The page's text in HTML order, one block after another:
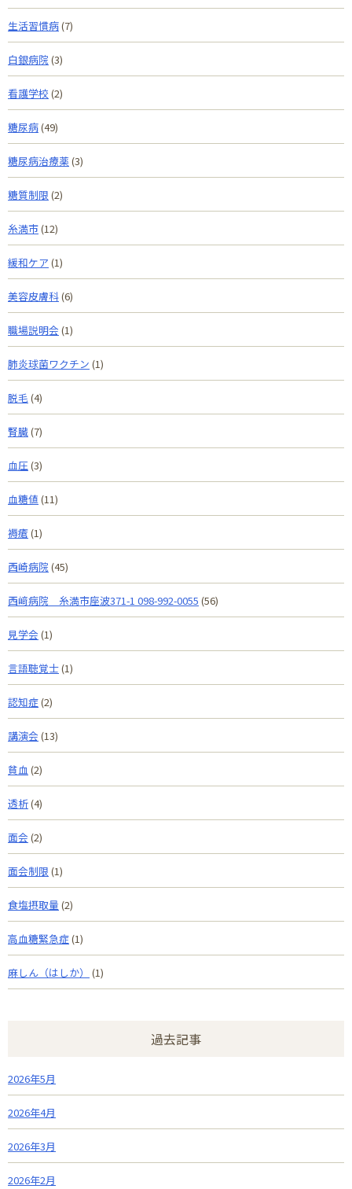
生活習慣病(7)
白銀病院 (3)
看護学校 (2)
糖尿病(49)
糖尿病治療薬 (3)
糖質制限 (2)
糸満市(12)
緩和ケア (1)
美容皮膚科(6)
職場説明会 (1)
肺炎球菌ワクチン (1)
脱毛 (4)
腎臓(7)
血圧 (3)
血糖値 (11)
褥瘡(1)
西崎病院 (45)
西﨑病院 糸満市座波371-1 098-992-0055 (56)
見学会 (1)
言語聴覚士(1)
認知症(2)
講演会 (13)
貧血 (2)
透析(4)
面会 (2)
面会制限 (1)
食塩摂取量 (2)
高血糖緊急症(1)
麻しん（はしか） (1)
過去記事
2026年5月
2026年4月
2026年3月
2026年2月